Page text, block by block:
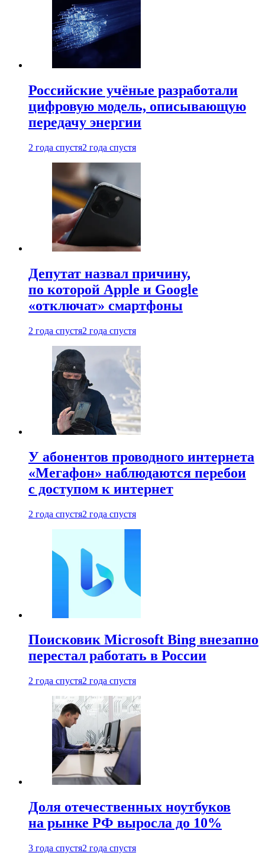
Российские учёные разработали
цифровую модель, описывающую
передачу энергии
2 года спустя2 года спустя
Депутат назвал причину,
по которой Apple и Google
«отключат» смартфоны
2 года спустя2 года спустя
У абонентов проводного интернета
«Мегафон» наблюдаются перебои
с доступом к интернет
2 года спустя2 года спустя
Поисковик Microsoft Bing внезапно
перестал работать в России
2 года спустя2 года спустя
Доля отечественных ноутбуков
на рынке РФ выросла до 10%
3 года спустя2 года спустя